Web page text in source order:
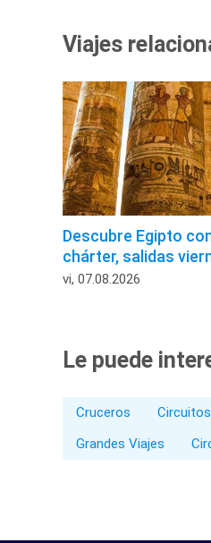
Viajes
Descubre Egipto
chárter, salidas
vi, 07.08.2026
Le puede
Cruceros
Grandes Viajes